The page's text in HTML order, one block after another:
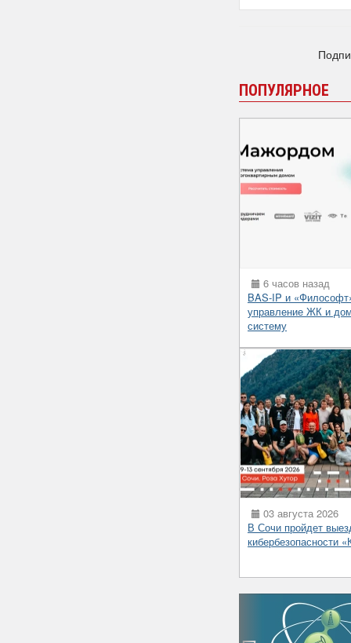
ПОПУЛЯРНОЕ
6 часов назад
BAS-IP и
управление ЖК и
систему
03 августа 2026
В Сочи пройдет